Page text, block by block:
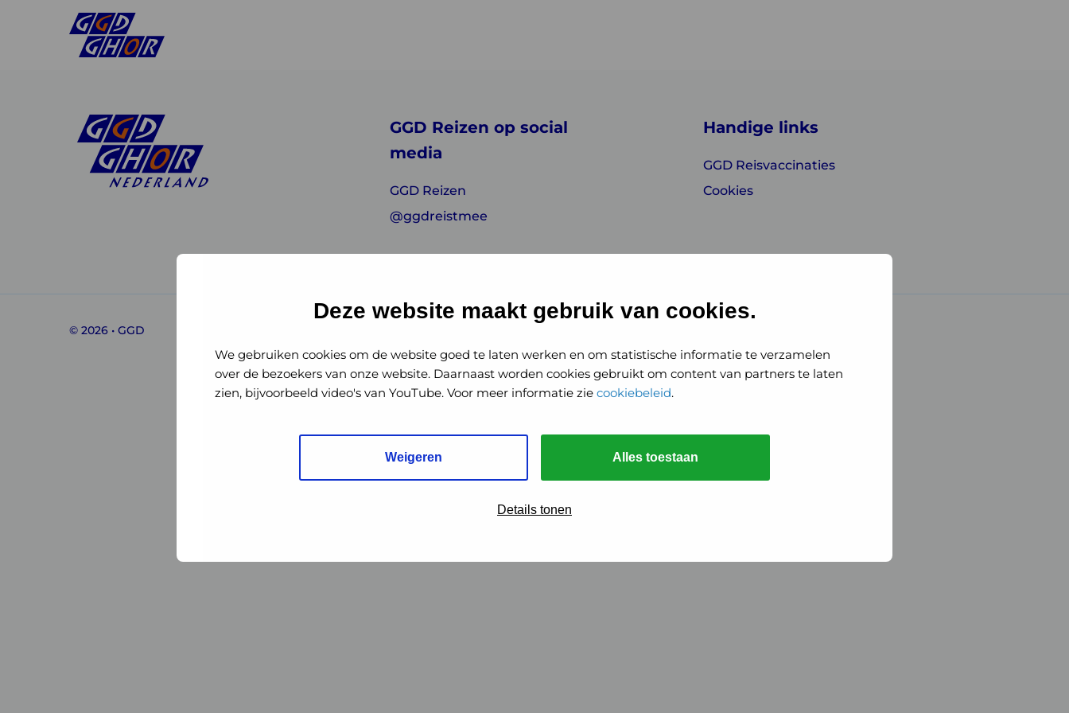
Deze website maakt gebruik van cookies.
We gebruiken cookies om de website goed te laten werken en om statistische informatie te verzamelen
over de bezoekers van onze website. Daarnaast worden cookies gebruikt om content van partners te laten
zien, bijvoorbeeld video's van YouTube. Voor meer informatie zie cookiebeleid.
Weigeren Alles toestaan
Details tonen
GHORGHOR
Nederland
GGD Reizen op social
media
GGD Reizen
@ggdreistmee
Handige links
GGD Reisvaccinaties
Cookies
© 2026 • GGD